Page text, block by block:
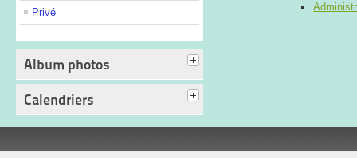
Privé
Album photos
Calendriers